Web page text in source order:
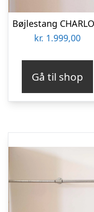
kr. 1.999,00
Gå til shop